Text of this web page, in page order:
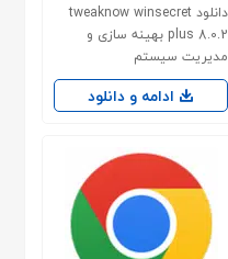
دانلود tweaknow winsecret
plus 8.0.2 بهینه سازی و
مدیریت سیستم
ادامه و دانلود